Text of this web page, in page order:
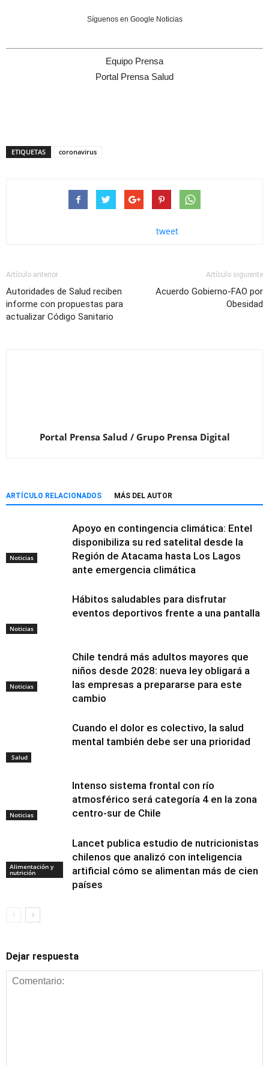
Síguenos en Google Noticias
Equipo Prensa
Portal Prensa Salud
ETIQUETAS coronavirus
tweet
Artículo anterior
Autoridades de Salud reciben
informe con propuestas para
actualizar Código Sanitario
Artículo siguiente
Acuerdo Gobierno-FAO por
Obesidad
Portal Prensa Salud / Grupo Prensa Digital
ARTÍCULO RELACIONADOS MÁS DEL AUTOR
Noticias
Apoyo en contingencia climática: Entel
disponibiliza su red satelital desde la
Región de Atacama hasta Los Lagos
ante emergencia climática
Noticias
Hábitos saludables para disfrutar
eventos deportivos frente a una pantalla
Noticias
Chile tendrá más adultos mayores que
niños desde 2028: nueva ley obligará a
las empresas a prepararse para este
cambio
Salud
Cuando el dolor es colectivo, la salud
mental también debe ser una prioridad
Noticias
Intenso sistema frontal con río
atmosférico será categoría 4 en la zona
centro-sur de Chile
Alimentación y
nutrición
Lancet publica estudio de nutricionistas
chilenos que analizó con inteligencia
artificial cómo se alimentan más de cien
países
Dejar respuesta